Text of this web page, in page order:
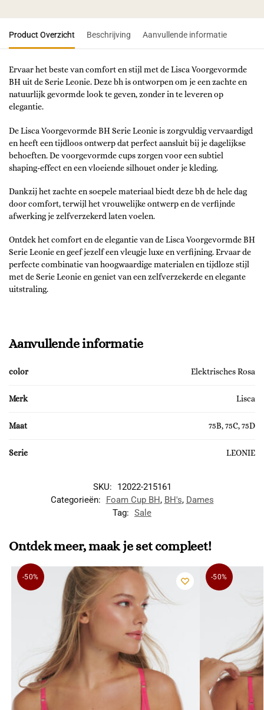
Product Overzicht Beschrijving Aanvullende informatie
Ervaar het beste van comfort en stijl met de Lisca Voorgevormde
BH uit de Serie Leonie. Deze bh is ontworpen om je een zachte en
natuurlijk gevormde look te geven, zonder in te leveren op
elegantie.
De Lisca Voorgevormde BH Serie Leonie is zorgvuldig vervaardigd
en heeft een tijdloos ontwerp dat perfect aansluit bij je dagelijkse
behoeften. De voorgevormde cups zorgen voor een subtiel
shaping-effect en een vloeiende silhouet onder je kleding.
Dankzij het zachte en soepele materiaal biedt deze bh de hele dag
door comfort, terwijl het vrouwelijke ontwerp en de verfijnde
afwerking je zelfverzekerd laten voelen.
Ontdek het comfort en de elegantie van de Lisca Voorgevormde BH
Serie Leonie en geef jezelf een vleugje luxe en verfijning. Ervaar de
perfecte combinatie van hoogwaardige materialen en tijdloze stijl
met de Serie Leonie en geniet van een zelfverzekerde en elegante
uitstraling.
Aanvullende informatie
color Elektrisches Rosa
Merk Lisca
Maat 75B, 75C, 75D
Serie LEONIE
SKU:
12022-215161
Categorieën:
Foam Cup BH, BH's, Dames
Tag: Sale
Ontdek meer, maak je set compleet!
-50% -50%